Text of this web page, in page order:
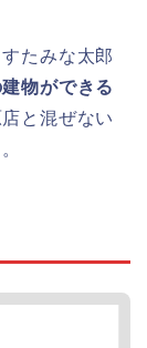
たみな太郎
物ができる
と混ぜない